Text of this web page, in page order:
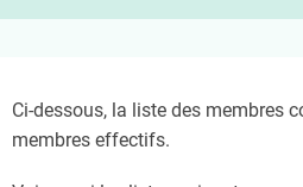
Ci-dessous, la liste des membres
membres effectifs.